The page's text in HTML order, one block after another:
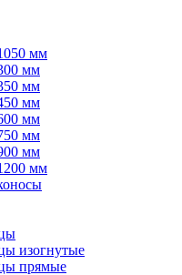
мм
мм
мм
мм
мм
мм
мм
мм
изогнутые
прямые